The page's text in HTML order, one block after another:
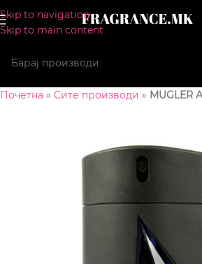
Skip to navigation
Skip to main content
Почетна » Сите производи » MUGLER